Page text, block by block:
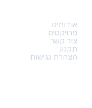
אודותינו
פרויקטים
צור קשר
תקנון
הצהרת נגישות